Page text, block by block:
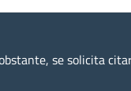
se solicita